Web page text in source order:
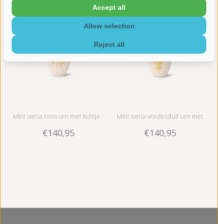
Mini siena roos urn met lichtje -
Keramiek
€140,95
Mini siena vredesduif urn met
lichtje - keramiek
€140,95
Reject all
Allow selection
Accept all